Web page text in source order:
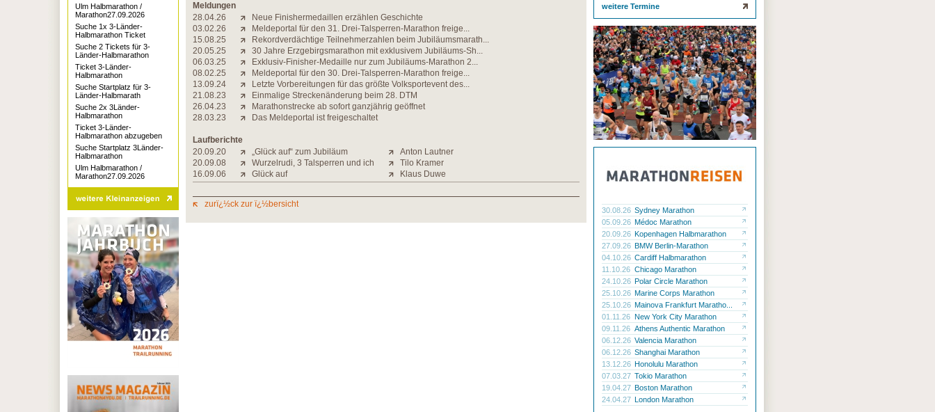
Meldungen
28.04.26
Neue Finishermedaillen erzählen Geschichte
03.02.26
Meldeportal für den 31. Drei-Talsperren-Marathon freige...
15.08.25
Rekordverdächtige Teilnehmerzahlen beim Jubiläumsmarath...
20.05.25
30 Jahre Erzgebirgsmarathon mit exklusivem Jubiläums-Sh...
06.03.25
Exklusiv-Finisher-Medaille nur zum Jubiläums-Marathon 2...
08.02.25
Meldeportal für den 30. Drei-Talsperren-Marathon freige...
13.09.24
Letzte Vorbereitungen für das größte Volksportevent des...
21.08.23
Einmalige Streckenänderung beim 28. DTM
26.04.23
Marathonstrecke ab sofort ganzjährig geöffnet
28.03.23
Das Meldeportal ist freigeschaltet
Laufberichte
20.09.20
„Glück auf“ zum Jubiläum
Anton Lautner
20.09.08
Wurzelrudi, 3 Talsperren und ich
Tilo Kramer
16.09.06
Glück auf Klaus Duwe
zurï¿½ck zur ï¿½bersicht
weitere Termine
30.08.26 Sydney Marathon
05.09.26 Médoc Marathon
20.09.26 Kopenhagen Halbmarathon
27.09.26 BMW Berlin-Marathon
04.10.26 Cardiff Halbmarathon
11.10.26 Chicago Marathon
24.10.26 Polar Circle Marathon
25.10.26 Marine Corps Marathon
25.10.26 Mainova Frankfurt Maratho...
01.11.26 New York City Marathon
09.11.26 Athens Authentic Marathon
06.12.26 Valencia Marathon
06.12.26 Shanghai Marathon
13.12.26 Honolulu Marathon
07.03.27 Tokio Marathon
19.04.27 Boston Marathon
24.04.27 London Marathon
Ulm Halbmarathon /
Marathon27.09.2026
Suche 1x 3-Länder-
Halbmarathon Ticket
Suche 2 Tickets für 3-
Länder-Halbmarathon
Ticket 3-Länder-
Halbmarathon
Suche Startplatz für 3-
Länder-Halbmarath
Suche 2x 3Länder-
Halbmarathon
Ticket 3-Länder-
Halbmarathon abzugeben
Suche Startplatz 3Länder-
Halbmarathon
Ulm Halbmarathon /
Marathon27.09.2026